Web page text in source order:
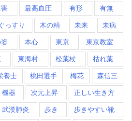
最高血圧 有形 有無
っすり 木の精 未来 未病
本心 東京 東京教室
東海村 松葉杖 枯れ葉
養士 桃田選手 梅花 森信三
機器 次元上昇 正しい生き方
武漢肺炎 歩き 歩きやすい靴